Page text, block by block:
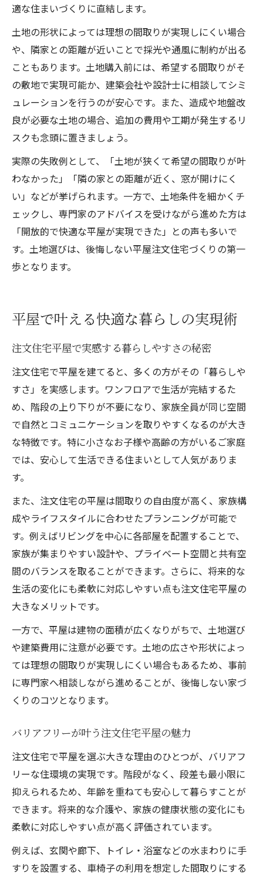
適な住まいづくりに直結します。
土地の形状によっては理想の間取りが実現しにくい場合
や、隣家との距離が近いことで採光や通風に制約が出る
こともあります。土地購入前には、希望する間取りがそ
の敷地で実現可能か、建築会社や設計士に相談してシミ
ュレーションを行うのが安心です。また、造成や地盤改
良が必要な土地の場合、追加の費用や工期が発生するリ
スクも念頭に置きましょう。
実際の失敗例として、「土地が狭くて希望の間取りが叶
わなかった」「隣の家との距離が近く、窓が開けにく
い」などが挙げられます。一方で、土地条件を細かくチ
ェックし、専門家のアドバイスを受けながら進めた方は
「開放的で快適な平屋が実現できた」との声も多いで
す。土地選びは、後悔しない平屋注文住宅づくりの第一
歩となります。
平屋で叶える快適な暮らしの実現術
注文住宅平屋で実感する暮らしやすさの秘密
注文住宅で平屋を建てると、多くの方がその「暮らしや
すさ」を実感します。ワンフロアで生活が完結するた
め、階段の上り下りが不要になり、家族全員が同じ空間
で自然とコミュニケーションを取りやすくなるのが大き
な特徴です。特に小さなお子様や高齢の方がいるご家庭
では、安心して生活できる住まいとして人気がありま
す。
また、注文住宅の平屋は間取りの自由度が高く、家族構
成やライフスタイルに合わせたプランニングが可能で
す。例えばリビングを中心に各部屋を配置することで、
家族が集まりやすい設計や、プライベート空間と共有空
間のバランスを取ることができます。さらに、将来的な
生活の変化にも柔軟に対応しやすい点も注文住宅平屋の
大きなメリットです。
一方で、平屋は建物の面積が広くなりがちで、土地選び
や建築費用に注意が必要です。土地の広さや形状によっ
ては理想の間取りが実現しにくい場合もあるため、事前
に専門家へ相談しながら進めることが、後悔しない家づ
くりのコツとなります。
バリアフリーが叶う注文住宅平屋の魅力
注文住宅で平屋を選ぶ大きな理由のひとつが、バリアフ
リーな住環境の実現です。階段がなく、段差も最小限に
抑えられるため、年齢を重ねても安心して暮らすことが
できます。将来的な介護や、家族の健康状態の変化にも
柔軟に対応しやすい点が高く評価されています。
例えば、玄関や廊下、トイレ・浴室などの水まわりに手
すりを設置する、車椅子の利用を想定した間取りにする